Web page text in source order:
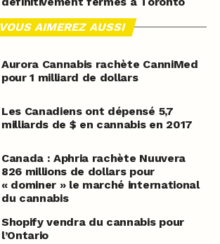
VOUS AIMEREZ AUSSI
Aurora Cannabis rachète CanniMed
pour 1 milliard de dollars
Les Canadiens ont dépensé 5,7
milliards de $ en cannabis en 2017
Canada : Aphria rachète Nuuvera
826 millions de dollars pour
« dominer » le marché international
du cannabis
Shopify vendra du cannabis pour
l’Ontario